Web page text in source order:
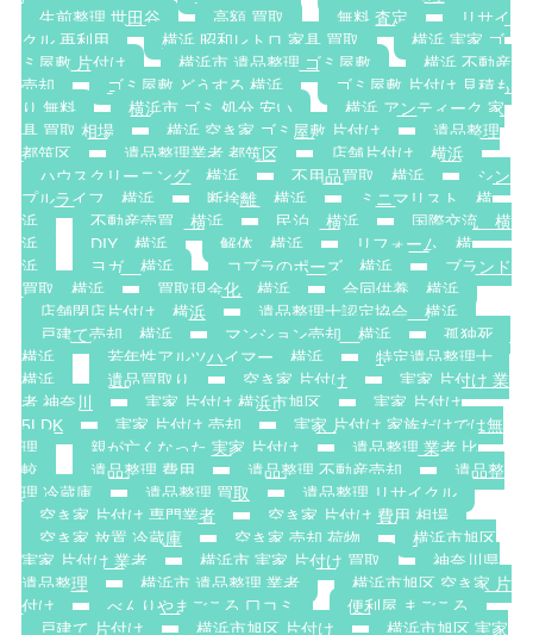
生前整理 世田谷
高額 買取 無料 査定
リサイ
クル 再利用
横浜 昭和レトロ 家具 買取
横浜 実家 ゴ
ミ屋敷 片付け
横浜市 遺品整理 ゴミ屋敷
横浜 不動産
売却
ゴミ屋敷 どうする 横浜
ゴミ屋敷 片付け 見積も
り 無料
横浜市 ゴミ 処分 安い
横浜 アンティーク 家
具 買取 相場
横浜 空き家 ゴミ屋敷 片付け
遺品整理
都筑区
遺品整理業者 都筑区
店舗片付け 横浜
ハウスクリーニング 横浜
不用品買取 横浜
シン
プルライフ 横浜
断捨離 横浜
ミニマリスト 横
浜
不動産売買 横浜 民泊 横浜
国際交流 横
浜
DIY 横浜 解体 横浜
リフォーム 横
浜
ヨガ 横浜 コブラのポーズ 横浜
ブランド
買取 横浜
買取現金化 横浜
合同供養 横浜
店舗閉店片付け 横浜
遺品整理士認定協会 横浜
戸建て売却 横浜
マンション売却 横浜
孤独死
横浜
若年性アルツハイマー 横浜
特定遺品整理士
横浜
遺品買取り 空き家 片付け
実家 片付け 業
者 神奈川
実家 片付け 横浜市旭区
実家 片付け
5LDK
実家 片付け 売却
実家 片付け 家族だけでは無
理
親が亡くなった 実家 片付け
遺品整理 業者 比
較
遺品整理 費用 遺品整理 不動産売却
遺品整
理 冷蔵庫
遺品整理 買取
遺品整理 リサイクル
空き家 片付け 専門業者
空き家 片付け 費用 相場
空き家 放置 冷蔵庫
空き家 売却 荷物
横浜市旭区
実家 片付け 業者
横浜市 実家 片付け 買取
神奈川県
遺品整理
横浜市 遺品整理 業者
横浜市旭区 空き家 片
付け
べんりやまごころ 口コミ
便利屋 まごころ
戸建て 片付け
横浜市旭区 片付け 横浜市旭区 実家